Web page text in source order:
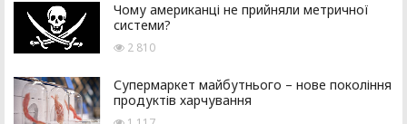
Чому американці не прийняли метричної
системи?
2 810
Супермаркет майбутнього – нове покоління
продуктів харчування